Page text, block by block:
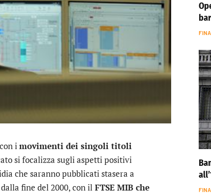
con imovimenti dei singoli titoli
si focalizza sugli aspetti positivi
che saranno pubblicati stasera a
fine del 2000, con il FTSE MIB che